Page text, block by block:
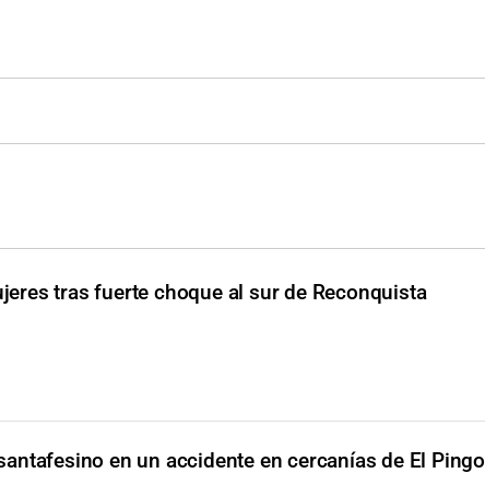
tras fuerte choque al sur de Reconquista
en un accidente en cercanías de El Pingo